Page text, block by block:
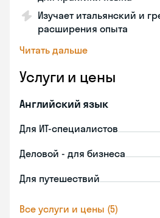
Изучает итальянский и
расширения опыта
Читать дальше
Услуги и цены
Английский язык
Для ИТ-специалистов
Деловой - для бизнеса
Для путешествий
Все услуги и цены (5)